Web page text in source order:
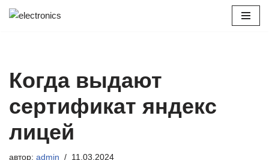
Когда выдают
сертификат яндекс
лицей
автор: admin 11.03.2024